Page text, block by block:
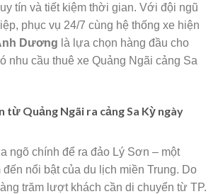
tín và tiết kiệm thời gian. Với đội ngũ
phục vụ 24/7 cùng hệ thống xe hiện
Dương là lựa chọn hàng đầu cho
nhu cầu thuê xe Quảng Ngãi cảng Sa
từ Quảng Ngãi ra cảng Sa Kỳ ngày
ngõ chính để ra đảo Lý Sơn – một
nổi bật của du lịch miền Trung. Do
trăm lượt khách cần di chuyển từ TP.